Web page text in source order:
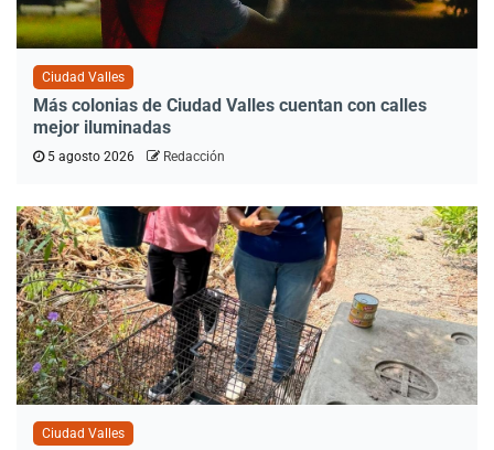
Ciudad Valles
Más colonias de Ciudad Valles cuentan con calles
mejor iluminadas
5 agosto 2026 Redacción
Ciudad Valles